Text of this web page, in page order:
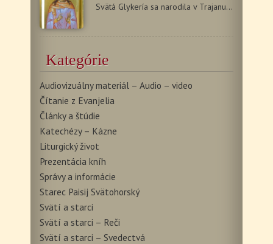
Svätá Glykería sa narodila v Trajanupolise v 2. storočí…
Kategórie
Audiovizuálny materiál – Audio – video
Čítanie z Evanjelia
Články a štúdie
Katechézy – Kázne
Liturgický život
Prezentácia kníh
Správy a informácie
Starec Paisij Svätohorský
Svätí a starci
Svätí a starci – Reči
Svätí a starci – Svedectvá